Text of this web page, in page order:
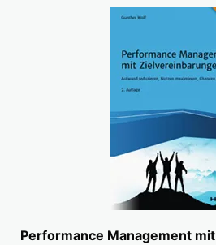
Performance Management mit